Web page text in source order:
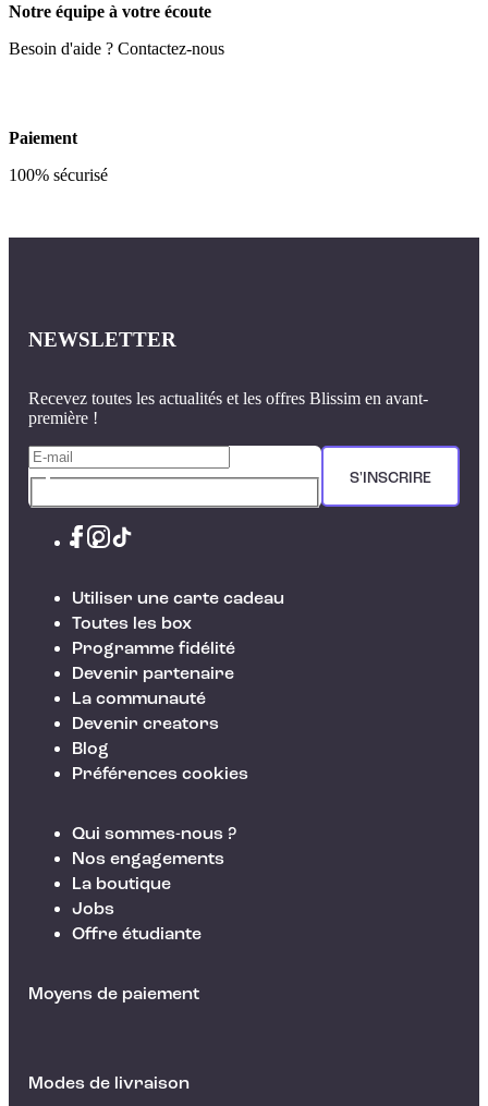
Notre équipe à votre écoute
Besoin d'aide ? Contactez-nous
Paiement
100% sécurisé
NEWSLETTER
Recevez toutes les actualités et les offres Blissim en avant-
première !
S'INSCRIRE
Utiliser une carte cadeau
Toutes les box
Programme fidélité
Devenir partenaire
La communauté
Devenir creators
Blog
Préférences cookies
Qui sommes-nous ?
Nos engagements
La boutique
Jobs
Offre étudiante
Moyens de paiement
Modes de livraison